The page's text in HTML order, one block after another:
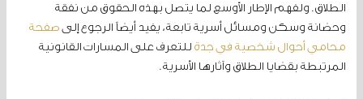
الطلاق. ولفهم الإطار الأوسع لما يتصل بهذه الحقوق من نفقة
وحضانة وسكن ومسائل أسرية تابعة، يفيد أيضاً الرجوع إلىصفحة
محامي أحوال شخصية في جدة للتعرف على المسارات القانونية
المرتبطة بقضايا الطلاق وآثارها الأسرية.